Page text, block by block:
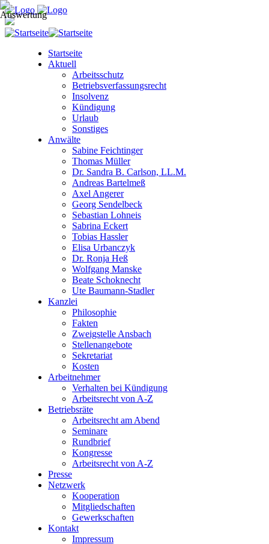
Startseite
Aktuell
Arbeitsschutz
Betriebsverfassungsrecht
Insolvenz
Kündigung
Urlaub
Sonstiges
Anwälte
Sabine Feichtinger
Thomas Müller
Dr. Sandra B. Carlson, LL.M.
Andreas Bartelmeß
Axel Angerer
Georg Sendelbeck
Sebastian Lohneis
Sabrina Eckert
Tobias Hassler
Elisa Urbanczyk
Dr. Ronja Heß
Wolfgang Manske
Beate Schoknecht
Ute Baumann-Stadler
Kanzlei
Philosophie
Fakten
Zweigstelle Ansbach
Stellenangebote
Sekretariat
Kosten
Arbeitnehmer
Verhalten bei Kündigung
Arbeitsrecht von A-Z
Betriebsräte
Arbeitsrecht am Abend
Seminare
Rundbrief
Kongresse
Arbeitsrecht von A-Z
Presse
Netzwerk
Kooperation
Mitgliedschaften
Gewerkschaften
Kontakt
Impressum